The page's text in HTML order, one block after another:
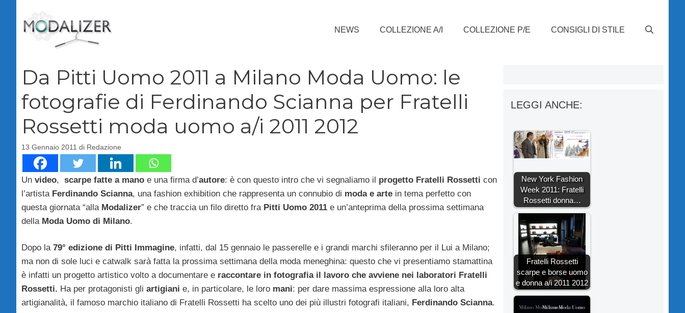
contenuto
NEWS COLLEZIONE A/I COLLEZIONE P/E CONSIGLI DI STILE
Da Pitti Uomo 2011 a Milano Moda Uomo: le
fotografie di Ferdinando Scianna per Fratelli
Rossetti moda uomo a/i 2011 2012
13 Gennaio 2011 di Redazione
Un video, scarpe fatte a mano e una firma d’autore: è con questo intro che vi segnaliamo il progetto Fratelli Rossetti con
l’artista Ferdinando Scianna, una fashion exhibition che rappresenta un connubio di moda e arte in tema perfetto con
questa giornata “alla Modalizer” e che traccia un filo diretto fra Pitti Uomo 2011 e un’anteprima della prossima settimana
della Moda Uomo di Milano.
Dopo la 79° edizione di Pitti Immagine, infatti, dal 15 gennaio le passerelle e i grandi marchi sfileranno per il Lui a Milano;
ma non di sole luci e catwalk sarà fatta la prossima settimana della moda meneghina: questo che vi presentiamo stamattina
è infatti un progetto artistico volto a documentare e raccontare in fotografia il lavoro che avviene nei laboratori Fratelli
Rossetti. Ha per protagonisti gli artigiani e, in particolare, le loro mani: per dare massima espressione alla loro alta
artigianalità, il famoso marchio italiano di Fratelli Rossetti ha scelto uno dei più illustri fotografi italiani, Ferdinando Scianna.
LEGGI ANCHE:
New York Fashion
Week 2011: Fratelli
Rossetti donna…
Fratelli Rossetti
scarpe e borse uomo
e donna a/i 2011 2012